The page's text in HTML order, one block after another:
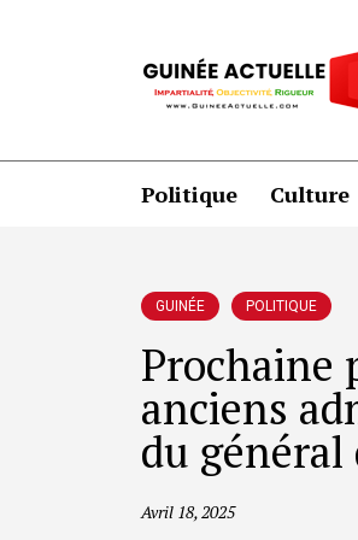
Politique Culture
GUINÉE POLITIQUE
Prochaine
anciens
du
Avril 18, 2025